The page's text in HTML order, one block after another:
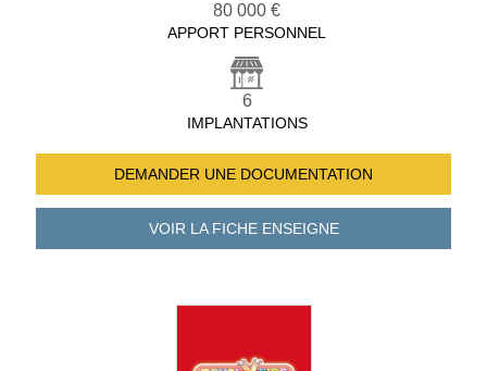
80 000 €
APPORT PERSONNEL
6
IMPLANTATIONS
DEMANDER UNE DOCUMENTATION
VOIR LA FICHEENSEIGNE